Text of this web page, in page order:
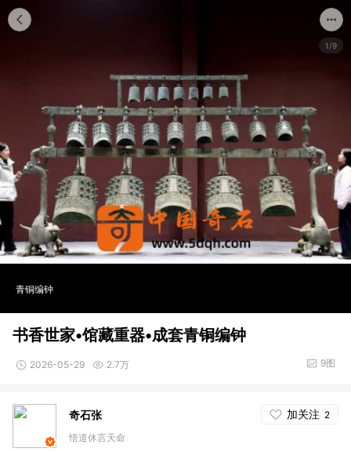
1/9
青铜编钟
书香世家•馆藏重器•成套青铜编钟
2026-05-29 2.7万 9图
奇石张 加关注 2
悟道休言天命